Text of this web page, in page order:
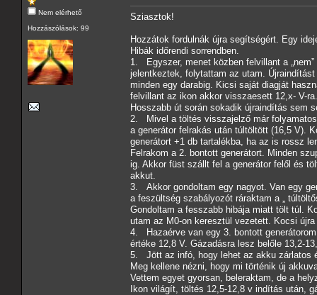
Nem elérhető
Hozzászólások: 99
Sziasztok!
Hozzátok fordulnák újra segítségért. Egy
Hibák időrendi sorrendben.
1. Egyszer, menet közben felvillant a
jelentkeztek, folytattam az utam.
minden egy darabig. Kicsi saját diagját
felvillant az ikon akkor visszaesett 12,x- V-ra.
Hosszabb út során sokadik újraindítás sem
2. Mivel a töltés visszajelző már
a generátor felrakás után túltöltött (16,5 V).
generátort +1 db tartalékba, ha az is rossz
Felrakom a 2. bontott generátort. Minden
ig. Akkor füst szállt fel a generátor felől és
akkut.
3. Akkor gondoltam egy nagyot. Van egy
a feszültség szabályozót ráraktam a „
Gondoltam a fesszabb hibája miatt tölt túl.
utam az M0-on keresztül vezetett. Kocsi
4. Hazaérve van egy 3. bontott
értéke 12,8 V. Gázadásra lesz belőle 13,2-
5. Jött az infó, hogy lehet az akku zárlatos
Meg kellene nézni, hogy mi történik új
Vettem egyet gyorsan, beleraktam, de a
Ikon világít, töltés 12,5-12,8 v indítás után,